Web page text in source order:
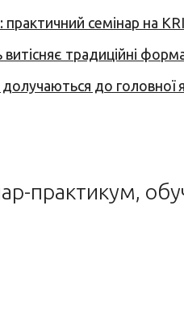
семінар на
витісняє традиційні
до головної
практикум,